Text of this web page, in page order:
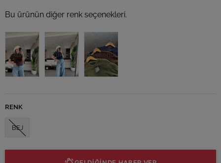
Bu ürünün diğer renk seçenekleri.
Tükendi Tükendi Tükendi
RENK
BEJ